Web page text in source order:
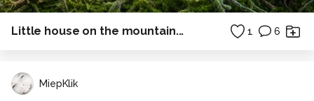
Little house on the mountain... 1 6
MiepKlik